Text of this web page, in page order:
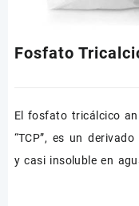
Fosfato
El fosfato tricálcico
“TCP”, es un
y casi insoluble en